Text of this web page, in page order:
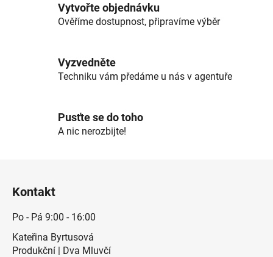
í
p
y
p
Vytvořte objednávku
Ověříme dostupnost, připravíme výběr
Vyzvedněte
Techniku vám předáme u nás v agentuře
Pusťte se do toho
A nic nerozbijte!
Kontakt
Po - Pá 9:00 - 16:00
Kateřina Byrtusová
Produkční | Dva Mluvčí